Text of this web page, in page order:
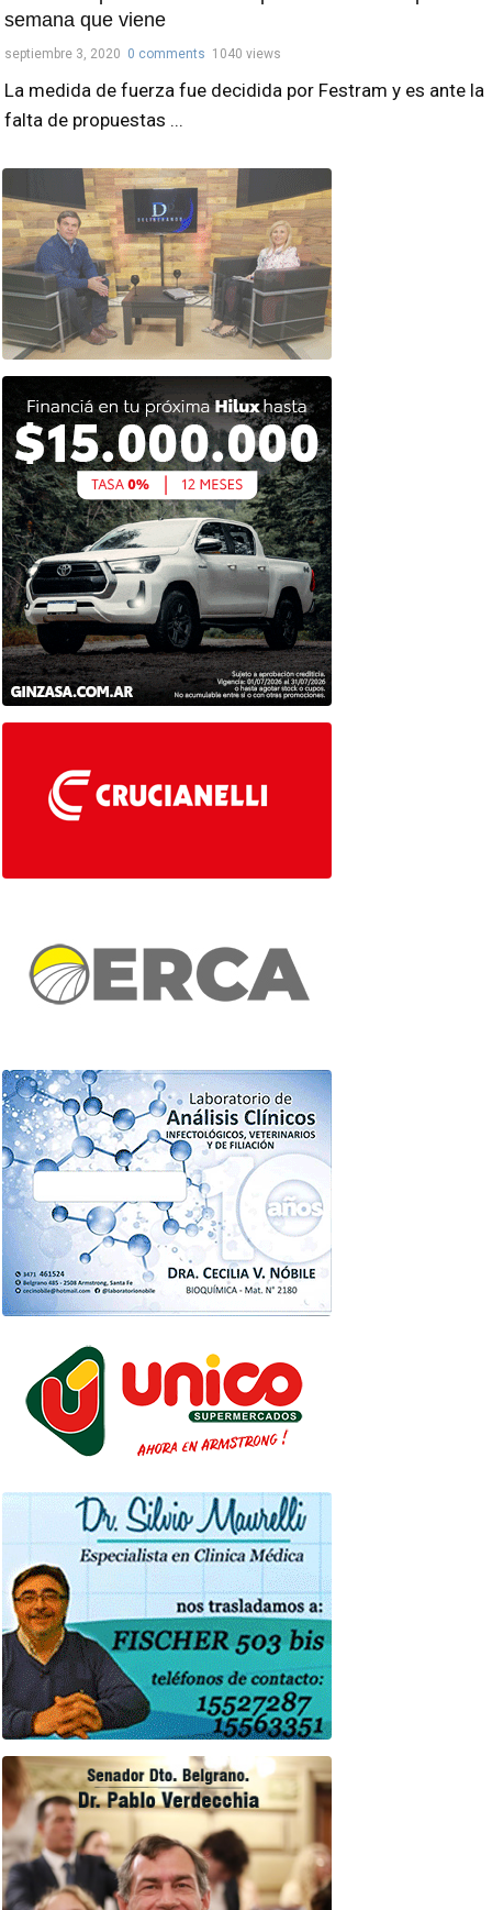
semana que viene
septiembre 3, 2020 0 comments 1040 views
La medida de fuerza fue decidida por Festram y es ante la
falta de propuestas ...